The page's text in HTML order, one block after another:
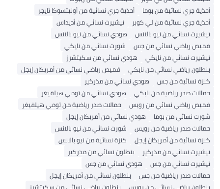
أحذية جري نسائية من بوما
أحذية جري نسائية من أونيتسوكا تايجر
أحذية جري نسائية من لي كوبر
تيشيرت نسائي من أديداس
تيشيرت نسائي من نيو بالانس
هودي نسائي من نيو بالانس
قميص رياضي نسائي من جس
شورت نسائي من نايكي
تيشيرت نسائي من نايكي
هودي نسائي من سكيتشرز
بنطلون رياضي نسائي من نايكي
قميص رياضي نسائي من أمريكان إيجل
كنزة نسائية من جس
هودي نسائي من مذركير
حمالات صدر رياضية من نايكي
هودي نسائي من تومي هيلفيغر
قميص رياضي نسائي من رويس
حمالات صدر رياضية من تومي هيلفيغر
شورت نسائي من بوما
هودي نسائي من أمريكان إيجل
حمالات صدر رياضية من رويس
شورت نسائي من نيو بالانس
كنزة نسائية من أمريكان إيجل
كنزة نسائية من نيو بالانس
تيشيرت نسائي من مذركير
بنطلون نسائي من مذركير
تيشيرت نسائي من جس
هودي نسائي من جس
حمالات صدر رياضية من جس
بنطلون نسائي من أمريكان إيجل